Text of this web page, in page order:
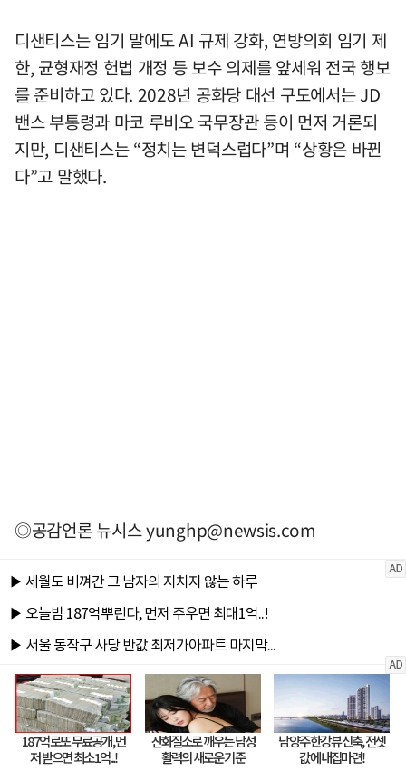
디샌티스는 임기 말에도 AI 규제 강화, 연방의회 임기 제
한, 균형재정 헌법 개정 등 보수 의제를 앞세워 전국 행보
를 준비하고 있다. 2028년 공화당 대선 구도에서는 JD
밴스 부통령과 마코 루비오 국무장관 등이 먼저 거론되
지만, 디샌티스는 “정치는 변덕스럽다”며 “상황은 바뀐
다”고 말했다.
◎공감언론 뉴시스yunghp@newsis.com